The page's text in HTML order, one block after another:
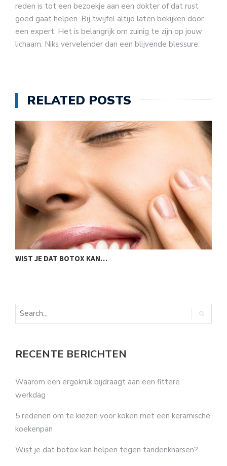
reden is tot een bezoekje aan een dokter of dat rust
goed gaat helpen. Bij twijfel altijd laten bekijken door
een expert. Het is belangrijk om zuinig te zijn op jouw
lichaam. Niks vervelender dan een blijvende blessure.
RELATED POSTS
WIST JE DAT BOTOX KAN…
RECENTE BERICHTEN
Waarom een ergokruk bijdraagt aan een fittere
werkdag
5 redenen om te kiezen voor koken met een keramische
koekenpan
Wist je dat botox kan helpen tegen tandenknarsen?